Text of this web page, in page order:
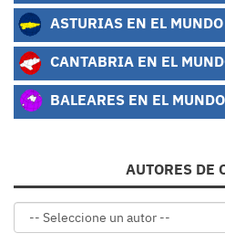
ASTURIAS EN EL MUNDO
CANTABRIA EN EL
BALEARES EN EL MUNDO
AUTORES DE